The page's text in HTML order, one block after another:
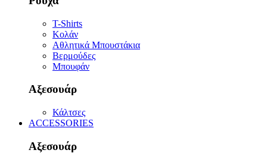
T-Shirts
Κολάν
Αθλητικά Μπουστάκια
Βερμούδες
Μπουφάν
Αξεσουάρ
Κάλτσες
ACCESSORIES
Αξεσουάρ